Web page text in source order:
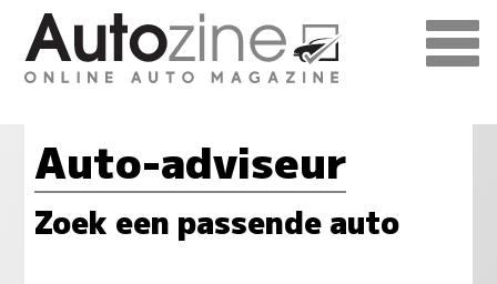
Auto-adviseur
Zoek een passende auto